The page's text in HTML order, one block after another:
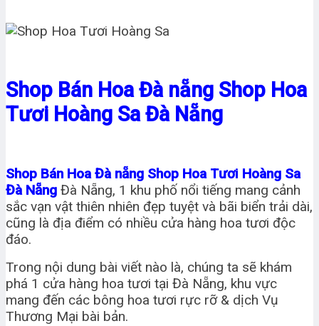
Shop Bán Hoa Đà nẵng Shop Hoa
Tươi Hoàng Sa Đà Nẵng
Shop Bán Hoa Đà nẵng Shop Hoa Tươi Hoàng Sa
Đà Nẵng Đà Nẵng, 1 khu phố nổi tiếng mang cảnh
sắc vạn vật thiên nhiên đẹp tuyệt và bãi biển trải dài,
cũng là địa điểm có nhiều cửa hàng hoa tươi độc
đáo.
Trong nội dung bài viết nào là, chúng ta sẽ khám
phá 1 cửa hàng hoa tươi tại Đà Nẵng, khu vực
mang đến các bông hoa tươi rực rỡ & dịch Vụ
Thương Mại bài bản.